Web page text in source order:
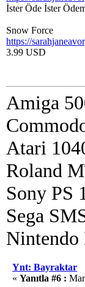
İster Öde İster
Snow Force
https://
3.99 USD
Amiga
Atari
Roland
Sony PS
Sega
Ynt: Bayraktar
« Yanıtla #6 :